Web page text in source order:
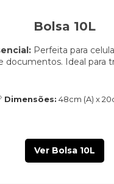
Bolsa 10L
Perfeita para
documentos. Ideal para
Dimensões: 48cm (A) x
Ver Bolsa 10L